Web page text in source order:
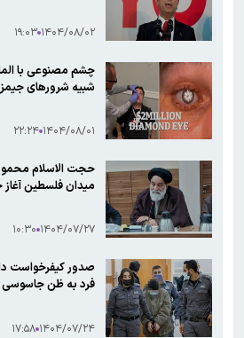
۱۴۰۴/۰۸/۰۲ ۱۹:۰۳
شبیه شرورهای
۱۴۰۴/۰۸/۰۱ ۲۲:۲۴
میدان فلسطین
۱۴۰۴/۰۷/۲۷ ۱۰:۳۰
صدور کیفرخواست
فرد به ظن جاسوسی
۱۴۰۴/۰۷/۲۴ ۱۷:۵۸